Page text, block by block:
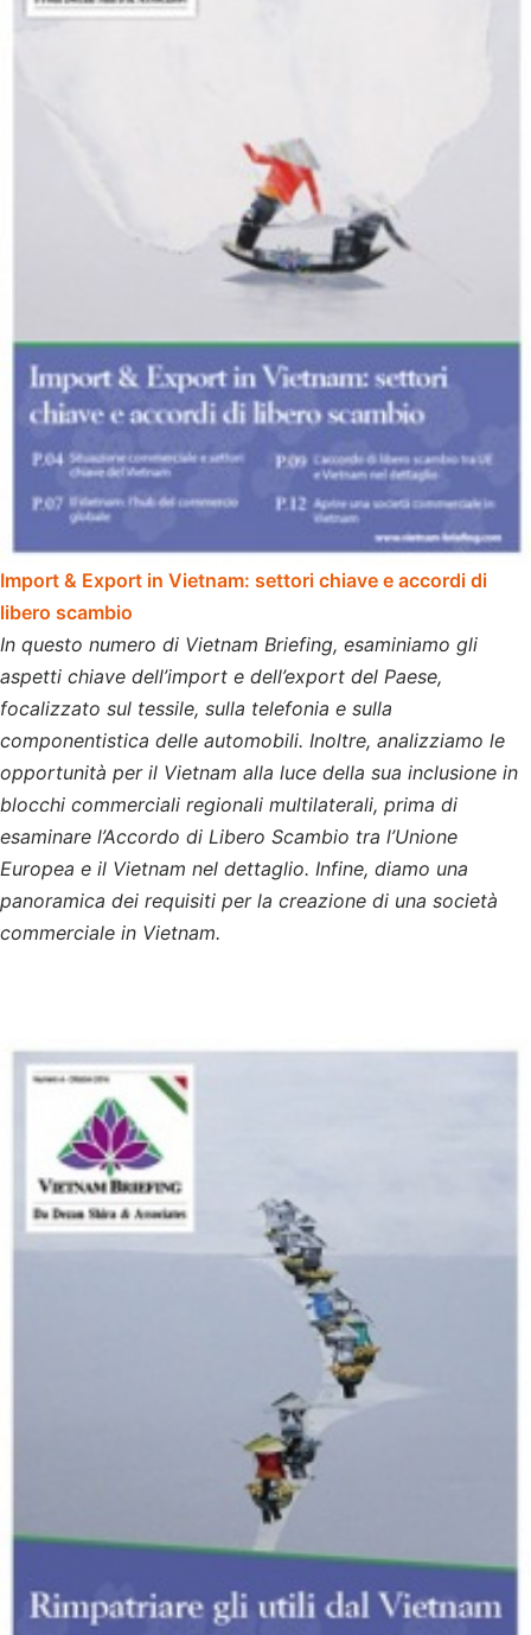
Import & Export in Vietnam: settori chiave e accordi di
libero scambio
In questo numero di Vietnam Briefing, esaminiamo gli
aspetti chiave dell’import e dell’export del Paese,
focalizzato sul tessile, sulla telefonia e sulla
componentistica delle automobili. Inoltre, analizziamo le
opportunità per il Vietnam alla luce della sua inclusione in
blocchi commerciali regionali multilaterali, prima di
esaminare l’Accordo di Libero Scambio tra l’Unione
Europea e il Vietnam nel dettaglio. Infine, diamo una
panoramica dei requisiti per la creazione di una società
commerciale in Vietnam.